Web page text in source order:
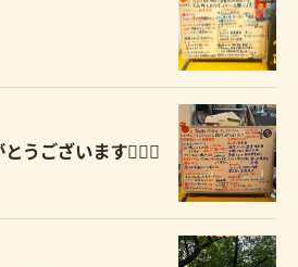
うございます🙇🏻‍♀️